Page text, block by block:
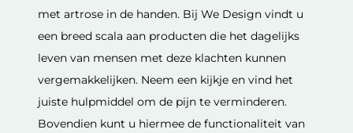
met artrose in de handen. Bij We Design vindt u
een breed scala aan producten die het dagelijks
leven van mensen met deze klachten kunnen
vergemakkelijken. Neem een kijkje en vind het
juiste hulpmiddel om de pijn te verminderen.
Bovendien kunt u hiermee de functionaliteit van